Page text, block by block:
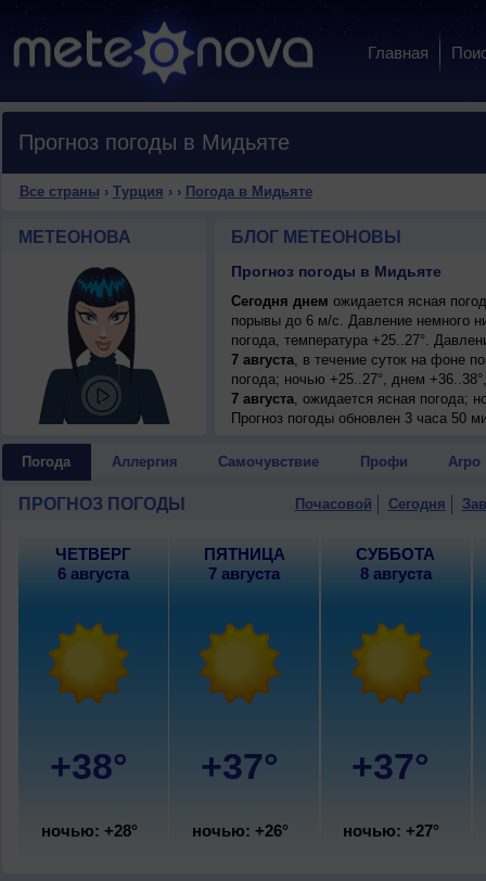
Главная
Прогноз погоды в Мидьяте
Все страны › Турция › › Погода в Мидьяте
МЕТЕОНОВА БЛОГ МЕТЕОНОВЫ
Прогноз погоды в Мидьяте
Сегодня днем ожидается ясная
порывы до 6 м/с. Давление немного
погода, температура +25..27°.
7 августа, в течение суток на фоне
погода; ночью +25..27°, днем
7 августа, ожидается ясная погода;
умеренный.
погода; ночью +26..28°, днем
Прогноз погоды обновлен 3 часа 50
Погода Аллергия Самочувствие Профи Агро
ПРОГНОЗ ПОГОДЫ Почасовой Сегодня
ЧЕТВЕРГ
6 августа
+38°
ночью: +28°
ПЯТНИЦА
7 августа
+37°
ночью: +26°
СУББОТА
8 августа
+37°
ночью: +27°